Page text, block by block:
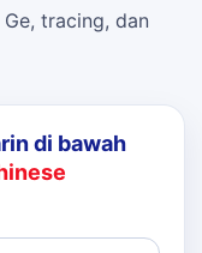
tracing, dan
di bawah